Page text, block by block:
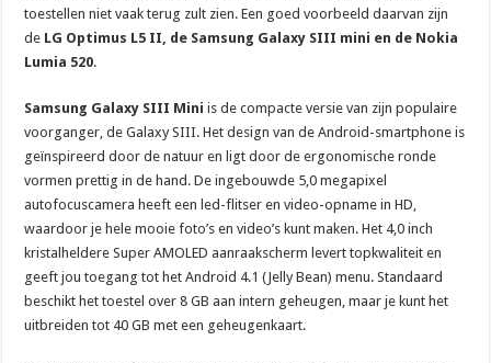
toestellen niet vaak terug zult zien. Een goed voorbeeld daarvan zijn
de LG Optimus L5 II, de Samsung Galaxy SIII mini en de Nokia
Lumia 520.
Samsung Galaxy SIII Mini is de compacte versie van zijn populaire
voorganger, de Galaxy SIII. Het design van de Android-smartphone is
geïnspireerd door de natuur en ligt door de ergonomische ronde
vormen prettig in de hand. De ingebouwde 5,0 megapixel
autofocuscamera heeft een led-flitser en video-opname in HD,
waardoor je hele mooie foto’s en video’s kunt maken. Het 4,0 inch
kristalheldere Super AMOLED aanraakscherm levert topkwaliteit en
geeft jou toegang tot het Android 4.1 (Jelly Bean) menu. Standaard
beschikt het toestel over 8 GB aan intern geheugen, maar je kunt het
uitbreiden tot 40 GB met een geheugenkaart.